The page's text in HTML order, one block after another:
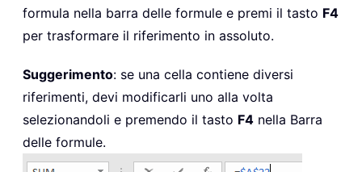
formula nella barra delle formule e premi il tasto F4
per trasformare il riferimento in assoluto.
Suggerimento: se una cella contiene diversi
riferimenti, devi modificarli uno alla volta
selezionandoli e premendo il tasto F4 nella Barra
delle formule.